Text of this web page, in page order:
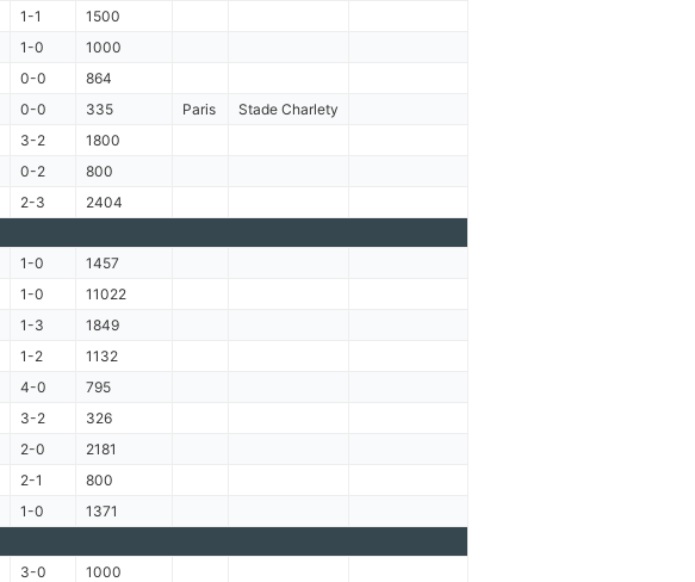
1-1
1500
1-0
1000
0-0
864
0-0 335 Paris
Stade Charlety
3-2
1800
0-2
800
2-3 2404
1-0
1457
1-0
11022
1-3
1849
1-2
1132
4-0
795
3-2
326
2-0
2181
2-1
800
1-0 1371
3-0
1000